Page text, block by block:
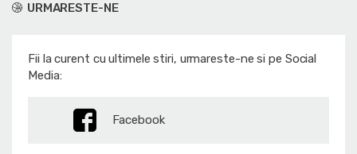
URMARESTE-NE
Fii la curent cu ultimele stiri, urmareste-ne si pe Social
Media:
Facebook